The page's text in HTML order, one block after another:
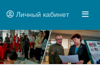
Личный кабинет